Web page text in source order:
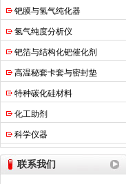
钯膜与氢气纯化器
氢气纯度分析仪
钯箔与结构化钯催化剂
高温秘套卡套与密封垫
特种碳化硅材料
化工助剂
科学仪器
联系我们